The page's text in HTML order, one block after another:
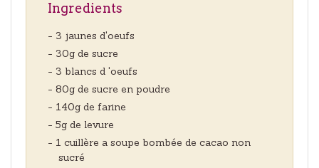
Ingredients
- 3 jaunes d'oeufs
- 30g de sucre
- 3 blancs d 'oeufs
- 80g de sucre en poudre
- 140g de farine
- 5g de levure
- 1 cuillère a soupe bombée de cacao non
sucré